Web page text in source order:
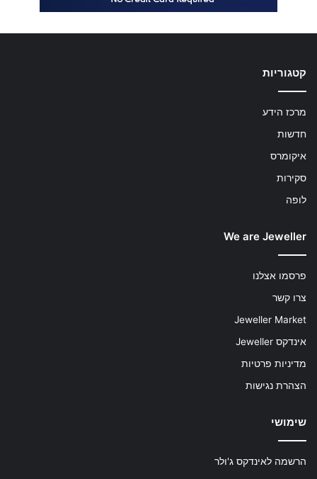
קטגוריות
מרכז הידע
חדשות
איקומרס
סקירות
לופה
We are Jeweller
פרסמו אצלנו
צרו קשר
Jeweller Market
אינדקס Jeweller
מדיניות פרטיות
הצהרת נגישות
שימושי
הרשמה לאינדקס ג'ולר